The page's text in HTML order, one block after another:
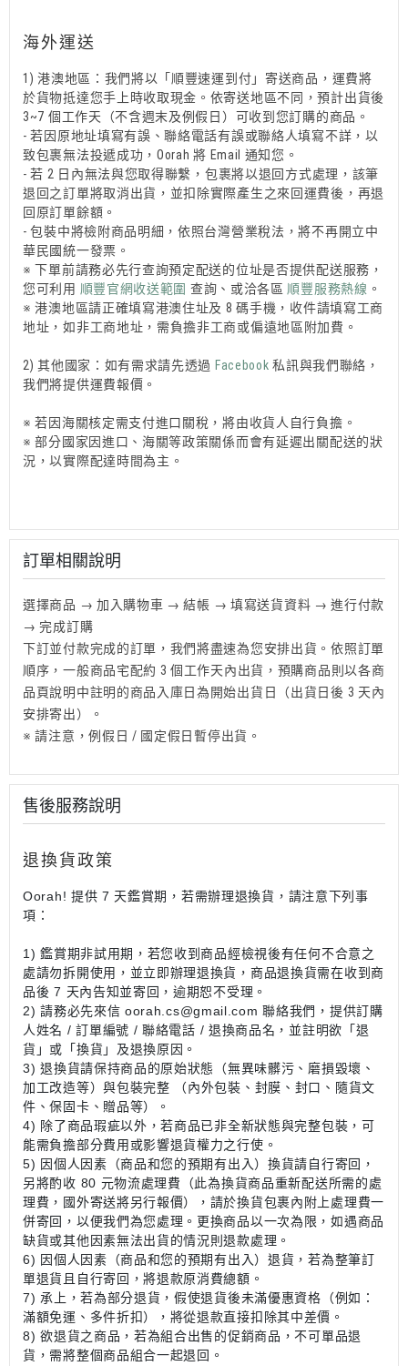
海外運送
1) 港澳地區：我們將以「順豐速運到付」寄送商品，運費將
於貨物抵達您手上時收取現金。依寄送地區不同，預計出貨後
3~7 個工作天（不含週末及例假日）可收到您訂購的商品。
- 若因原地址填寫有誤、聯絡電話有誤或聯絡人填寫不詳，以
致包裹無法投遞成功，Oorah 將 Email 通知您。
- 若 2 日內無法與您取得聯繫，包裹將以退回方式處理，該筆
退回之訂單將取消出貨，並扣除實際產生之來回運費後，再退
回原訂單餘額。
- 包裝中將檢附商品明細，依照台灣營業稅法，將不再開立中
華民國統一發票。
※ 下單前請務必先行查詢預定配送的位址是否提供配送服務，
您可利用 順豐官網收送範圍 查詢、或洽各區 順豐服務熱線 。
※ 港澳地區請正確填寫港澳住址及 8 碼手機，收件請填寫工商
地址，如非工商地址，需負擔非工商或偏遠地區附加費。
2) 其他國家：如有需求請先透過 Facebook 私訊與我們聯絡，
我們將提供運費報價。
※ 若因海關核定需支付進口關稅，將由收貨人自行負擔。
※ 部分國家因進口、海關等政策關係而會有延遲出關配送的狀
況，以實際配達時間為主。
訂單相關說明
選擇商品 → 加入購物車 → 結帳 → 填寫送貨資料 → 進行付款
→ 完成訂購
下訂並付款完成的訂單，我們將盡速為您安排出貨。依照訂單
順序，一般商品宅配約 3 個工作天內出貨，預購商品則以各商
品頁說明中註明的商品入庫日為開始出貨日（出貨日後 3 天內
安排寄出）。
※ 請注意，例假日 / 國定假日暫停出貨。
售後服務說明
退換貨政策
Oorah! 提供 7 天鑑賞期，若需辦理退換貨，請注意下列事
項：
1) 鑑賞期非試用期，若您收到商品經檢視後有任何不合意之
處請勿拆開使用，並立即辦理退換貨，商品退換貨需在收到商
品後 7 天內告知並寄回，逾期恕不受理。
2) 請務必先來信 oorah.cs@gmail.com 聯絡我們，提供訂購
人姓名 / 訂單編號 / 聯絡電話 / 退換商品名，並註明欲「退
貨」或「換貨」及退換原因。
3) 退換貨請保持商品的原始狀態（無異味髒污、磨損毀壞、
加工改造等）與包裝完整 （內外包裝、封膜、封口、隨貨文
件、保固卡、贈品等）。
4) 除了商品瑕疵以外，若商品已非全新狀態與完整包裝，可
能需負擔部分費用或影響退貨權力之行使。
5) 因個人因素（商品和您的預期有出入）換貨請自行寄回，
另將酌收 80 元物流處理費（此為換貨商品重新配送所需的處
理費，國外寄送將另行報價），請於換貨包裹內附上處理費一
併寄回，以便我們為您處理。更換商品以一次為限，如遇商品
缺貨或其他因素無法出貨的情況則退款處理。
6) 因個人因素（商品和您的預期有出入）退貨，若為整筆訂
單退貨且自行寄回，將退款原消費總額。
7) 承上，若為部分退貨，假使退貨後未滿優惠資格（例如：
滿額免運、多件折扣），將從退款直接扣除其中差價。
8) 欲退貨之商品，若為組合出售的促銷商品，不可單品退
貨，需將整個商品組合一起退回。